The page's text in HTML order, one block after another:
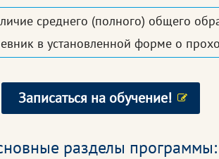
среднего (полного) общего
в установленной форме о
Записаться на обучение!
разделы программы: